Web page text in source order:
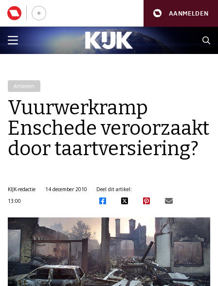
AANMELDEN
Artikelen
Vuurwerkramp
Enschede veroorzaakt
door taartversiering?
KIJK-redactie
14 december 2010
13:00
Deel dit artikel: